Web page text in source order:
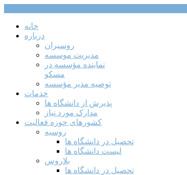
خانه
درباره
روسیران
مدیریت موسسه
نماینده مؤسسه در
مسکو
توصیه مدیر مؤسسه
خدمات
پذیرش از دانشگاه ها
مدارک مورد نیاز
کشورهای حوزه فعالیت
روسیه
تحصیل در دانشگاه ها
لیست دانشگاه ها
بلاروس
تحصیل در دانشگاه ها